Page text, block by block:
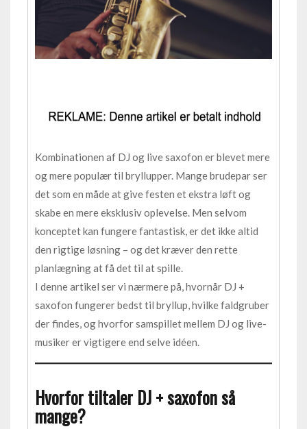
Kombinationen af DJ og live saxofon er blevet mere
og mere populær til bryllupper. Mange brudepar ser
det som en måde at give festen et ekstra løft og
skabe en mere eksklusiv oplevelse. Men selvom
konceptet kan fungere fantastisk, er det ikke altid
den rigtige løsning – og det kræver den rette
planlægning at få det til at spille.
I denne artikel ser vi nærmere på, hvornår DJ +
saxofon fungerer bedst til bryllup, hvilke faldgruber
der findes, og hvorfor samspillet mellem DJ og live-
musiker er vigtigere end selve idéen.
Hvorfor tiltaler DJ + saxofon så
mange?